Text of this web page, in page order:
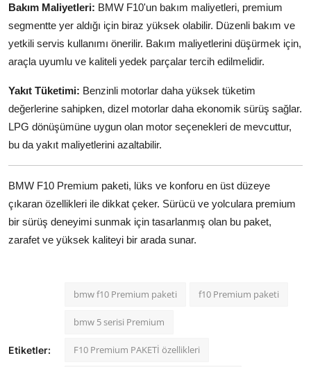
Bakım Maliyetleri: BMW F10'un bakım maliyetleri, premium
segmentte yer aldığı için biraz yüksek olabilir. Düzenli bakım ve
yetkili servis kullanımı önerilir. Bakım maliyetlerini düşürmek için,
araçla uyumlu ve kaliteli yedek parçalar tercih edilmelidir.
Yakıt Tüketimi: Benzinli motorlar daha yüksek tüketim
değerlerine sahipken, dizel motorlar daha ekonomik sürüş sağlar.
LPG dönüşümüne uygun olan motor seçenekleri de mevcuttur,
bu da yakıt maliyetlerini azaltabilir.
BMW F10 Premium paketi, lüks ve konforu en üst düzeye
çıkaran özellikleri ile dikkat çeker. Sürücü ve yolculara premium
bir sürüş deneyimi sunmak için tasarlanmış olan bu paket,
zarafet ve yüksek kaliteyi bir arada sunar.
Etiketler:
bmw f10 Premium paketi f10 Premium paketi
bmw 5 serisi Premium
F10 Premium PAKETİ özellikleri